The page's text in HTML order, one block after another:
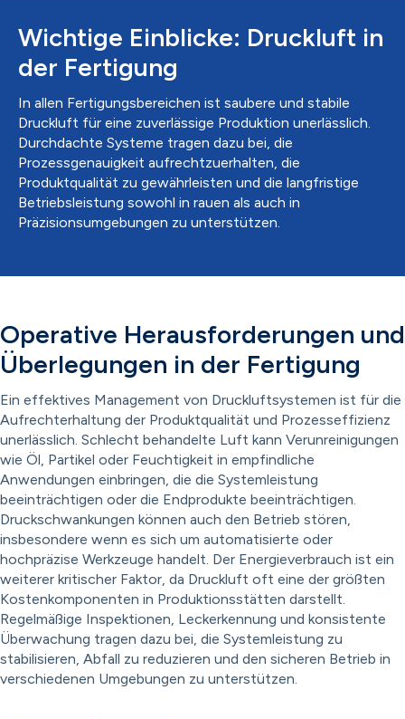
Wichtige Einblicke: Druckluft in
der Fertigung
In allen Fertigungsbereichen ist saubere und stabile
Druckluft für eine zuverlässige Produktion unerlässlich.
Durchdachte Systeme tragen dazu bei, die
Prozessgenauigkeit aufrechtzuerhalten, die
Produktqualität zu gewährleisten und die langfristige
Betriebsleistung sowohl in rauen als auch in
Präzisionsumgebungen zu unterstützen.
Operative Herausforderungen und
Überlegungen in der Fertigung
Ein effektives Management von Druckluftsystemen ist für die
Aufrechterhaltung der Produktqualität und Prozesseffizienz
unerlässlich. Schlecht behandelte Luft kann Verunreinigungen
wie Öl, Partikel oder Feuchtigkeit in empfindliche
Anwendungen einbringen, die die Systemleistung
beeinträchtigen oder die Endprodukte beeinträchtigen.
Druckschwankungen können auch den Betrieb stören,
insbesondere wenn es sich um automatisierte oder
hochpräzise Werkzeuge handelt. Der Energieverbrauch ist ein
weiterer kritischer Faktor, da Druckluft oft eine der größten
Kostenkomponenten in Produktionsstätten darstellt.
Regelmäßige Inspektionen, Leckerkennung und konsistente
Überwachung tragen dazu bei, die Systemleistung zu
stabilisieren, Abfall zu reduzieren und den sicheren Betrieb in
verschiedenen Umgebungen zu unterstützen.